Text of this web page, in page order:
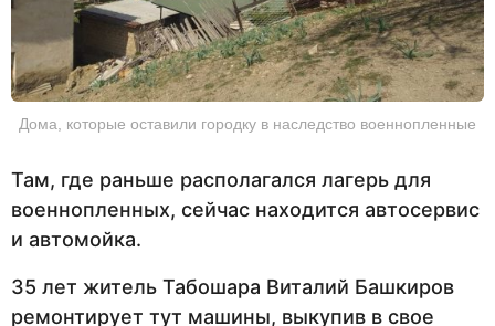
Дома, которые оставили городку в наследство военнопленные
Там, где раньше располагался лагерь для
военнопленных, сейчас находится автосервис
и автомойка.
35 лет житель Табошара Виталий Башкиров
ремонтирует тут машины, выкупив в свое